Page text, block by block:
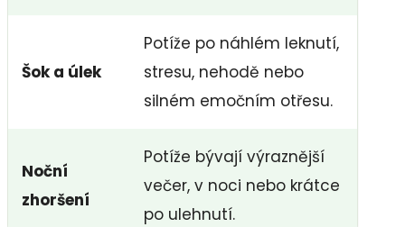
Šok a úlek
Potíže po náhlém leknutí,
stresu, nehodě nebo
silném emočním otřesu.
Noční
zhoršení
Potíže bývají výraznější
večer, v noci nebo krátce
po ulehnutí.